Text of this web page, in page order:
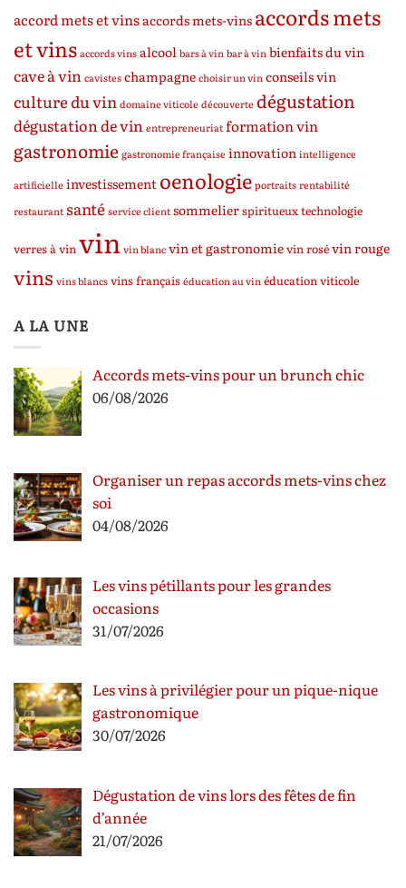
accord mets et vinsaccords mets-vins accords mets
et vinsaccords vinsalcool bars à vin bar à vin bienfaits du vin
cave à vin cavisteschampagnechoisir un vin conseils vin
culture du vin domaine viticole découverte dégustation
dégustation de vin entrepreneuriatformation vin
gastronomie gastronomie française innovation intelligence
artificielle investissement oenologieportraitsrentabilité
restaurantsanté service clientsommelierspiritueuxtechnologie
verres à vin vinvin blancvin et gastronomievin rosévin rouge
vins vins blancsvins françaiséducation au vin éducation viticole
A LA UNE
Accords mets-vins pour un brunch chic
06/08/2026
Organiser un repas accords mets-vins chez
soi
04/08/2026
Les vins pétillants pour les grandes
occasions
31/07/2026
Les vins à privilégier pour un pique-nique
gastronomique
30/07/2026
Dégustation de vins lors des fêtes de fin
d’année
21/07/2026